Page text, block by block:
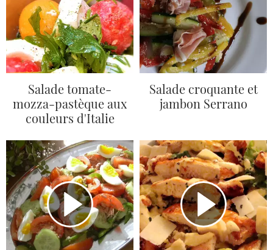
Salade tomate-
mozza-pastèque aux
couleurs d'Italie
Salade croquante et
jambon Serrano